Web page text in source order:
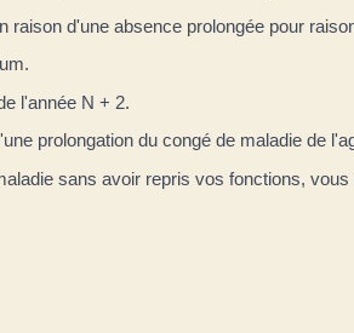
d'une absence prolongée pour
l'année N + 2.
prolongation du congé de maladie de
sans avoir repris vos fonctions,